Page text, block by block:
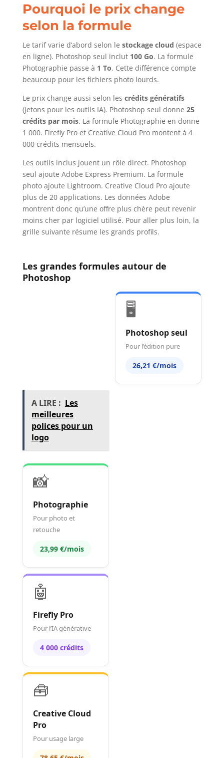
Pourquoi le prix change
selon la formule
Le tarif varie d’abord selon le stockage cloud (espace
en ligne). Photoshop seul inclut 100 Go. La formule
Photographie passe à 1 To. Cette différence compte
beaucoup pour les fichiers photo lourds.
Le prix change aussi selon les crédits génératifs
(jetons pour les outils IA). Photoshop seul donne 25
crédits par mois. La formule Photographie en donne
1 000. Firefly Pro et Creative Cloud Pro montent à 4
000 crédits mensuels.
Les outils inclus jouent un rôle direct. Photoshop
seul ajoute Adobe Express Premium. La formule
photo ajoute Lightroom. Creative Cloud Pro ajoute
plus de 20 applications. Les données Adobe
montrent donc qu’une offre plus chère peut revenir
moins cher par logiciel utilisé. Pour aller plus loin, la
grille suivante résume les grands profils.
Les grandes formules autour de
Photoshop
🖥️
Photoshop seul
Pour l’édition pure
26,21 €/mois
A LIRE : Les
meilleures
polices pour un
logo
📸
Photographie
Pour photo et
retouche
23,99 €/mois
🤖
Firefly Pro
Pour l’IA générative
4 000 crédits
🧰
Creative Cloud
Pro
Pour usage large